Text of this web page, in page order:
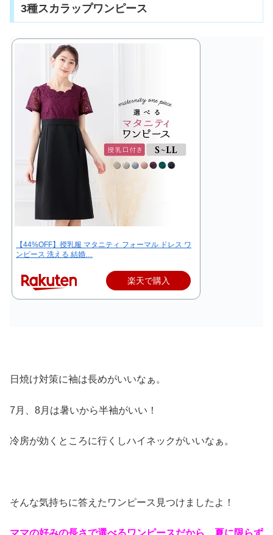
3種スカラップワンピース
【44%OFF】授乳服 マタニティ フォーマル ドレス ワ
ンピース 洗える 結婚…
楽天で購入
日焼け対策に袖は長めがいいなぁ。
7月、8月は暑いから半袖がいい！
冷房が効くところに行くしハイネックがいいなぁ。
そんな気持ちに答えたワンピース見つけましたよ！